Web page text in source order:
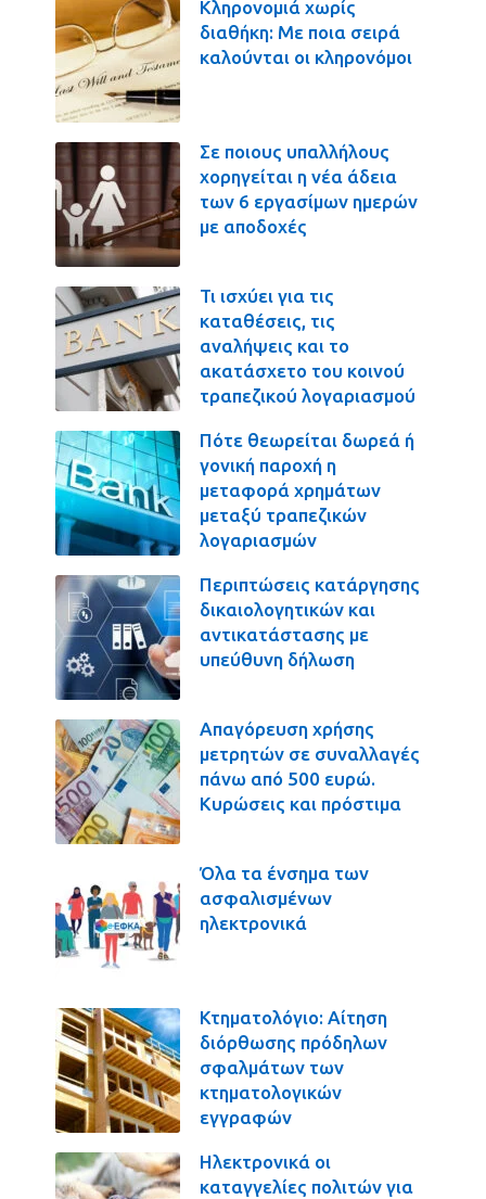
Κληρονομιά χωρίς
διαθήκη: Με ποια σειρά
καλούνται οι κληρονόμοι
Σε ποιους υπαλλήλους
χορηγείται η νέα άδεια
των 6 εργασίμων ημερών
με αποδοχές
Τι ισχύει για τις
καταθέσεις, τις
αναλήψεις και το
ακατάσχετο του κοινού
τραπεζικού λογαριασμού
Πότε θεωρείται δωρεά ή
γονική παροχή η
μεταφορά χρημάτων
μεταξύ τραπεζικών
λογαριασμών
Περιπτώσεις κατάργησης
δικαιολογητικών και
αντικατάστασης με
υπεύθυνη δήλωση
Απαγόρευση χρήσης
μετρητών σε συναλλαγές
πάνω από 500 ευρώ.
Κυρώσεις και πρόστιμα
Όλα τα ένσημα των
ασφαλισμένων
ηλεκτρονικά
Κτηματολόγιο: Αίτηση
διόρθωσης πρόδηλων
σφαλμάτων των
κτηματολογικών
εγγραφών
Ηλεκτρονικά οι
καταγγελίες πολιτών για